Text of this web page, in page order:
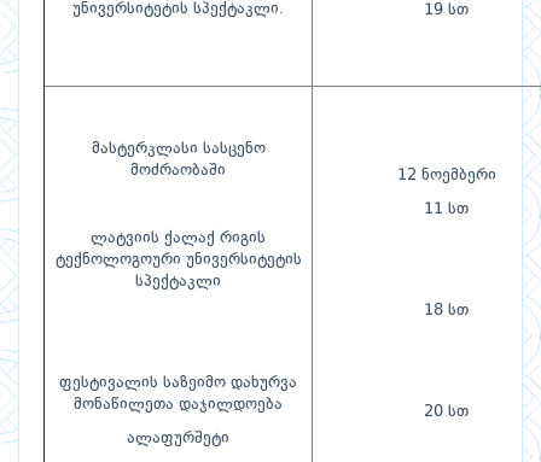
უნივერსიტეტის სპექტაკლი.
19 სთ
მასტერკლასი სასცენო
მოძრაობაში
ლატვიის ქალაქ რიგის
ტექნოლოგოური უნივერსიტეტის
სპექტაკლი
ფესტივალის საზეიმო დახურვა
მონაწილეთა დაჯილდოება
ალაფურშეტი
12 ნოემბერი
11 სთ
18 სთ
20 სთ